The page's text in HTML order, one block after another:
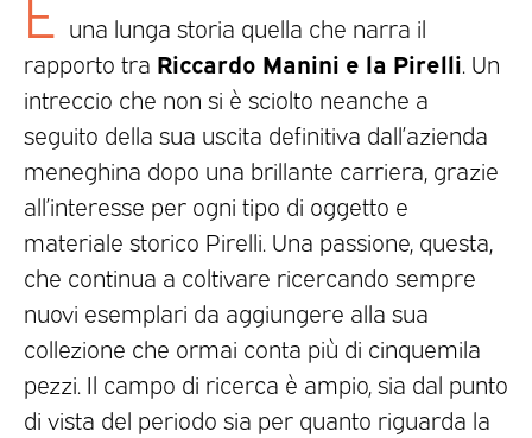
una lunga storia quella che narra il
rapporto tra Riccardo Manini e la Pirelli. Un
intreccio che non si è sciolto neanche a
seguito della sua uscita definitiva dall’azienda
meneghina dopo una brillante carriera, grazie
all’interesse per ogni tipo di oggetto e
materiale storico Pirelli. Una passione, questa,
che continua a coltivare ricercando sempre
nuovi esemplari da aggiungere alla sua
collezione che ormai conta più di cinquemila
pezzi. Il campo di ricerca è ampio, sia dal punto
di vista del periodo sia per quanto riguarda la